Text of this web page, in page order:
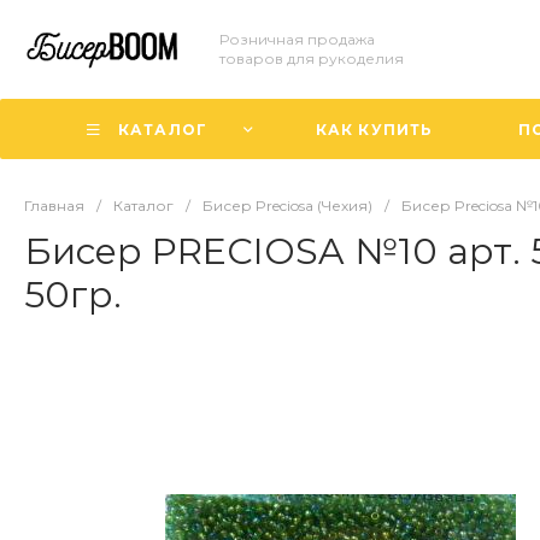
Розничная продажа
товаров для рукоделия
КАТАЛОГ КАК КУПИТЬ
Главная / Каталог / Бисер Preciosa (Чехия) / Бисер Preciosa
Бисер PRECIOSA №10
50гр.